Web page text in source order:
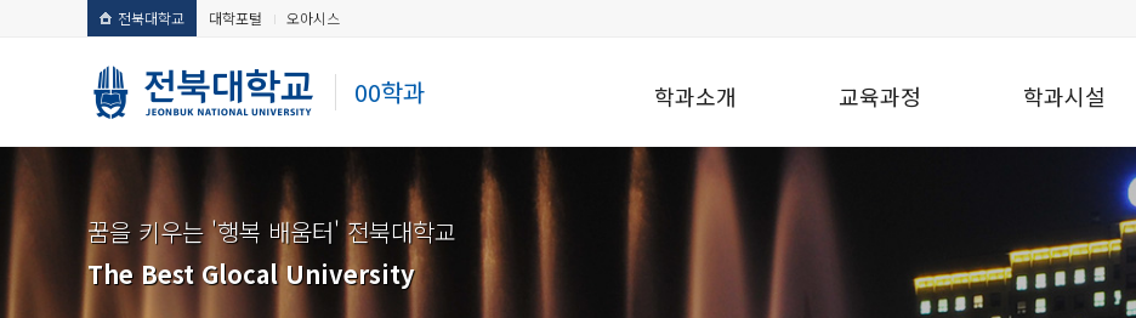
전북대학교 대학포털 오아시스
00학과 학과소개 교육과정 학과시설
꿈을 키우는 '행복 배움터' 전북대학교
The Best Glocal University